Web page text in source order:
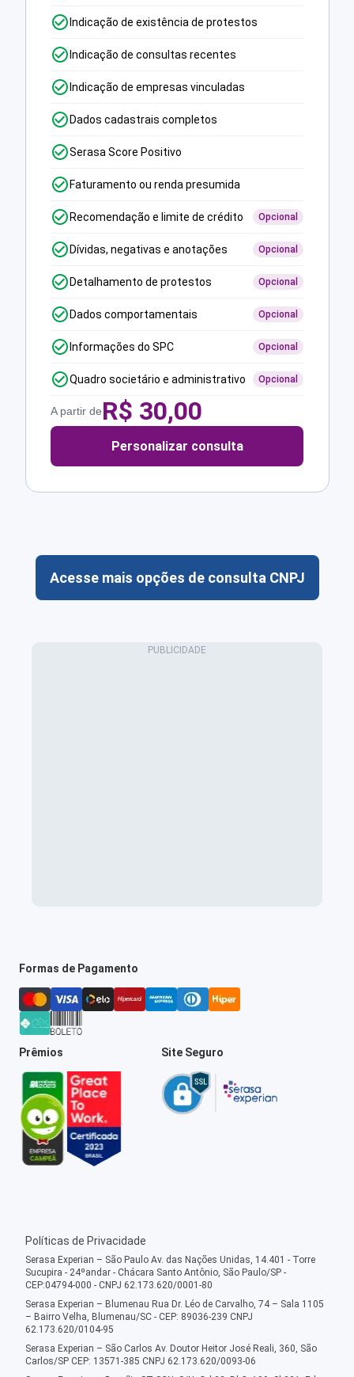
Indicação de existência de protestos
Indicação de consultas recentes
Indicação de empresas vinculadas
Dados cadastrais completos
Serasa Score Positivo
Faturamento ou renda presumida
Recomendação e limite de crédito Opcional
Dívidas, negativas e anotações Opcional
Detalhamento de protestos Opcional
Dados comportamentais Opcional
Informações do SPC Opcional
Quadro societário e administrativo Opcional
A partir deR$ 30,00
Personalizar consulta
Acesse mais opções de consulta CNPJ
Formas de Pagamento
Prêmios Site Seguro
Políticas de Privacidade
Serasa Experian – São Paulo Av. das Nações Unidas, 14.401 - Torre
Sucupira - 24ºandar - Chácara Santo Antônio, São Paulo/SP -
CEP:04794-000 - CNPJ 62.173.620/0001-80
Serasa Experian – Blumenau Rua Dr. Léo de Carvalho, 74 – Sala 1105
– Bairro Velha, Blumenau/SC - CEP: 89036-239 CNPJ
62.173.620/0104-95
Serasa Experian – São Carlos Av. Doutor Heitor José Reali, 360, São
Carlos/SP CEP: 13571-385 CNPJ 62.173.620/0093-06